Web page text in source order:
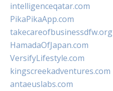
intelligenceqatar.com
PikaPikaApp.com
takecareofbusinessdfw.org
HamadaOfJapan.com
VersifyLifestyle.com
kingscreekadventures.com
antaeuslabs.com